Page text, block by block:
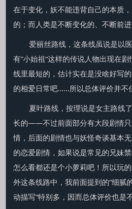
在于变化，妖不能违背自己的本质
的；而人类是不断变化的、不断前进
爱丽丝路线，这条线虽说是以
有”小始祖“这样的传说人物出现在
线里最短的，估计实在是没啥好写
的相爱日常吧……所以总体评价并不
夏叶路线，按理说是女主路线
长的——不过前面部分有大段剧情只
情，后面的剧情也与妖怪奇谈基本
的恋爱剧情，如果说是常见的兄妹
怎么看都还是个小萝莉吧！所以玩
外这条线路中，我前面提到的”细腻
动描写“特别多，因而总体评价也是